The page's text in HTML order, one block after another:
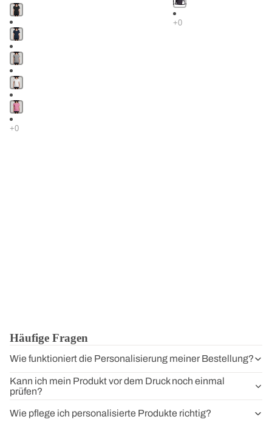
Häufige Fragen
Wie funktioniert die Personalisierung meiner Bestellung?
Kann ich mein Produkt vor dem Druck noch einmal
prüfen?
Wie pflege ich personalisierte Produkte richtig?